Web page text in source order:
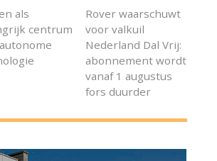
als
centrum
Rover waarschuwt
voor valkuil
Nederland Dal Vrij:
abonnement wordt
vanaf 1 augustus
fors duurder